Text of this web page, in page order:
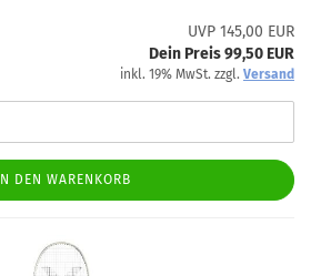
UVP 145,00 EUR
Dein Preis 99,50 EUR
inkl. 19% MwSt. zzgl. Versand
IN DEN WARENKORB